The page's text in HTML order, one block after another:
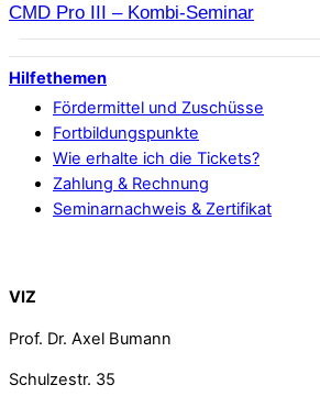
CMD Pro III – Kombi-Seminar
Hilfethemen
Fördermittel und Zuschüsse
Fortbildungspunkte
Wie erhalte ich die Tickets?
Zahlung & Rechnung
Seminarnachweis & Zertifikat
VIZ
Prof. Dr. Axel Bumann
Schulzestr. 35